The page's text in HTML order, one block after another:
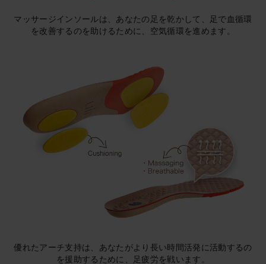
マッサージインソールは、あなたの足を乾かして、足で血循環
を改善するのを助けるために、空気循環を進めます。
優れたアーチ支持は、あなたがより長い時間活発に活動するの
を援助するために、足疲労を戦います。